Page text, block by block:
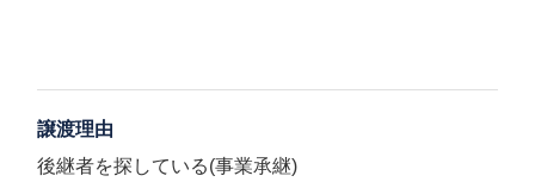
譲渡理由
後継者を探している(事業承継)